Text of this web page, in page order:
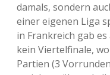
damals, sondern
einer eigenen Liga
in Frankreich gab
kein Viertelfinale,
Partien (3